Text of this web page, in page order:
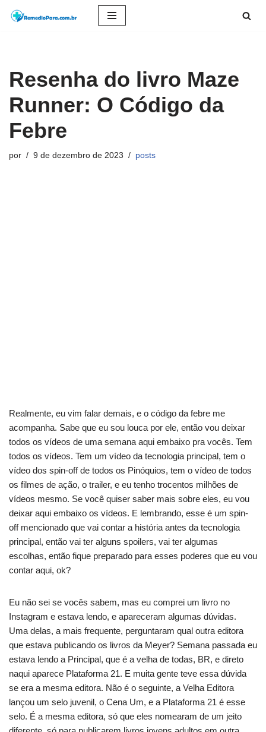
conteúdo
Resenha do livro Maze
Runner: O Código da
Febre
por 9 de dezembro de 2023 posts
Realmente, eu vim falar demais, e o código da febre me
acompanha. Sabe que eu sou louca por ele, então vou deixar
todos os vídeos de uma semana aqui embaixo pra vocês. Tem
todos os vídeos. Tem um vídeo da tecnologia principal, tem o
vídeo dos spin-off de todos os Pinóquios, tem o vídeo de todos
os filmes de ação, o trailer, e eu tenho trocentos milhões de
vídeos mesmo. Se você quiser saber mais sobre eles, eu vou
deixar aqui embaixo os vídeos. E lembrando, esse é um spin-
off mencionado que vai contar a história antes da tecnologia
principal, então vai ter alguns spoilers, vai ter algumas
escolhas, então fique preparado para esses poderes que eu vou
contar aqui, ok?
Eu não sei se vocês sabem, mas eu comprei um livro no
Instagram e estava lendo, e apareceram algumas dúvidas.
Uma delas, a mais frequente, perguntaram qual outra editora
que estava publicando os livros da Meyer? Semana passada eu
estava lendo a Principal, que é a velha de todas, BR, e direto
naqui aparece Plataforma 21. E muita gente teve essa dúvida
se era a mesma editora. Não é o seguinte, a Velha Editora
lançou um selo juvenil, o Cena Um, e a Plataforma 21 é esse
selo. É a mesma editora, só que eles nomearam de um jeito